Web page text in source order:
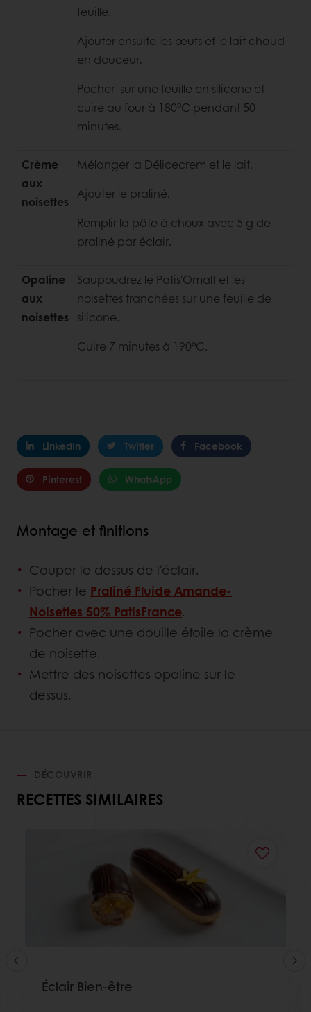
feuille.
Ajouter ensuite les œufs et le lait chaud
en douceur.
Pocher sur une feuille en silicone et
cuire au four à 180°C pendant 50
minutes.
Crème
aux
noisettes
Mélanger la Délicecrem et le lait.
Ajouter le praliné.
Remplir la pâte à choux avec 5 g de
praliné par éclair.
Opaline
aux
noisettes
Saupoudrez le Patis'Omalt et les
noisettes tranchées sur une feuille de
silicone.
Cuire 7 minutes à 190°C.
LinkedIn Twitter Facebook
Pinterest WhatsApp
Montage et finitions
Couper le dessus de l'éclair.
Pocher le Praliné Fluide Amande-
Noisettes 50% PatisFrance.
Pocher avec une douille étoile la crème
de noisette.
Mettre des noisettes opaline sur le
dessus.
DÉCOUVRIR
RECETTES SIMILAIRES
Éclair Bien-être